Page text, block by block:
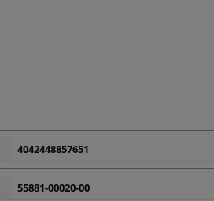
4042448857651
55881-00020-00